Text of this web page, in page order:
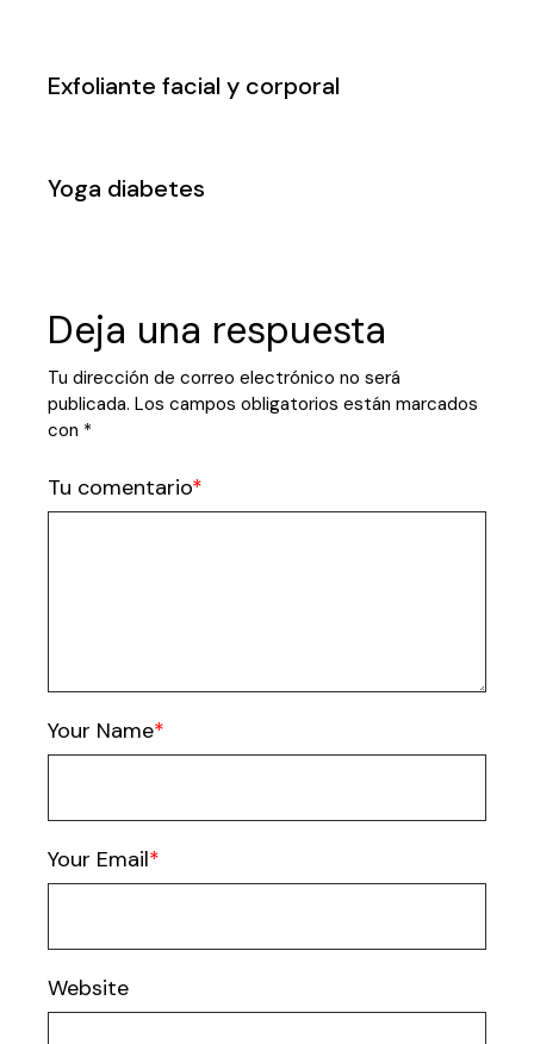
Exfoliante facial y corporal
Yoga diabetes
Deja una respuesta
Tu dirección de correo electrónico no será
publicada. Los campos obligatorios están marcados
con *
Tu comentario
Your Name
Your Email
Website